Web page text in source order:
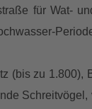
für Wat-
(bis zu